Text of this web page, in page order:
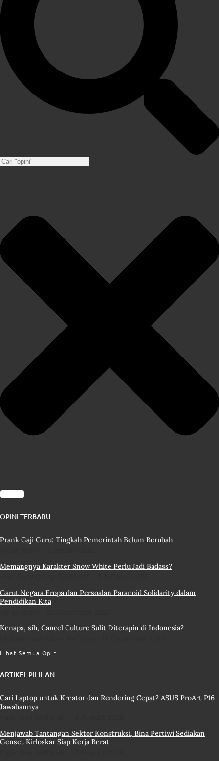
OPINI TERBARU
Prank Gaji Guru: Tingkah Pemerintah Belum Berubah
Memangnya Karakter Snow White Perlu Jadi Badass?
Garut Negara Eropa dan Persoalan Paranoid Solidarity dalam
Pendidikan Kita
Kenapa, sih, Cancel Culture Sulit Diterapin di Indonesia?
Lihat Semua Opini
ARTIKEL PILIHAN
Cari Laptop untuk Kreator dan Rendering Cepat? ASUS ProArt P16
Jawabannya
Menjawab Tantangan Sektor Konstruksi, Bina Pertiwi Sediakan
Genset Kirloskar Siap Kerja Berat